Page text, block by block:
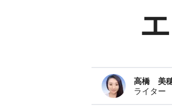
高橋 美
ライター